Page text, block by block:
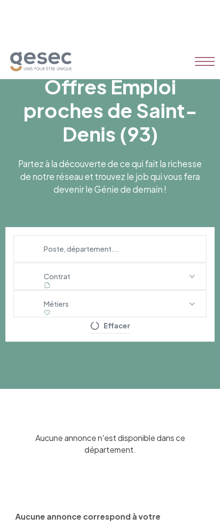
Offres Emploi
proches de Saint-
Denis (93)
Partez à la découverte de ce qui fait la richesse
de notre réseau et trouvez le job qui vous fera
devenir le Génie de demain !
Contrat
Métiers
Effacer
Aucune annonce n'est disponible dans ce
département.
Aucune annonce correspond à votre